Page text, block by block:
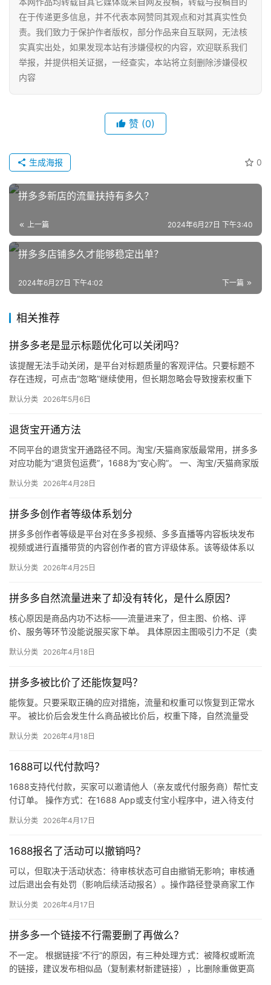
网
跨
境
电
自
媒
社
区
登录 注册
在于传递更多信息，并不代表本网赞同其观点和对其真实性负
责。我们致力于保护作者版权，部分作品来自互联网，无法核
实真实出处，如果发现本站有涉嫌侵权的内容，欢迎联系我们
举报，并提供相关证据，一经查实，本站将立刻删除涉嫌侵权
内容
赞 (0)
0
生成海报
拼多多新店的流量扶持有多久？
上一篇 2024年6月27日 下午3:40
拼多多店铺多久才能够稳定出单？
下一篇
2024年6月27日 下午4:02
相关推荐
拼多多老是显示标题优化可以关闭吗？
该提醒无法手动关闭，是平台对标题质量的客观评估。只要标题不
存在违规，可点击“忽略”继续使用，但长期忽略会导致搜索权重下
默认分类 2026年5月6日
退货宝开通方法
不同平台的退货宝开通路径不同。淘宝/天猫商家版最常用，拼多多
对应功能为“退货包运费”，1688为“安心购”。 一、淘宝/天猫商家版
默认分类 2026年4月28日
拼多多创作者等级体系划分
拼多多创作者等级是平台对在多多视频、多多直播等内容板块发布
视频或进行直播带货的内容创作者的官方评级体系。该等级体系以
同等级…
默认分类 2026年4月25日
拼多多自然流量进来了却没有转化，是什么原因？
核心原因是商品内功不达标——流量进来了，但主图、价格、评
价、服务等环节没能说服买家下单。 具体原因主图吸引力不足（卖
评少、…
默认分类 2026年4月18日
拼多多被比价了还能恢复吗？
能恢复。只要采取正确的应对措施，流量和权重可以恢复到正常水
平。 被比价后会发生什么商品被比价后，权重下降，自然流量受
网价格…
默认分类 2026年4月18日
1688可以代付款吗？
1688支持代付款，买家可以邀请他人（亲友或代付服务商）帮忙支
付订单。 操作方式：在1688 App或支付宝小程序中，进入待支付
默认分类 2026年4月17日
1688报名了活动可以撤销吗？
可以，但取决于活动状态：待审核状态可自由撤销无影响；审核通
过后退出会有处罚（影响后续活动报名）。操作路径登录商家工作
默认分类 2026年4月17日
拼多多一个链接不行需要删了再做么？
不一定。 根据链接“不行”的原因，有三种处理方式：被降权或断流
的链接，建议发布相似品（复制素材新建链接），比删除重做更高